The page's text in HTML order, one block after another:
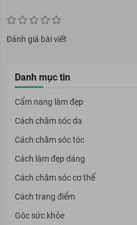
Đánh giá bài viết
Danh mục tin
Cẩm nang làm đẹp
Cách chăm sóc da
Cách chăm sóc tóc
Cách làm đẹp dáng
Cách chăm sóc cơ thể
Cách trang điểm
Góc sức khỏe